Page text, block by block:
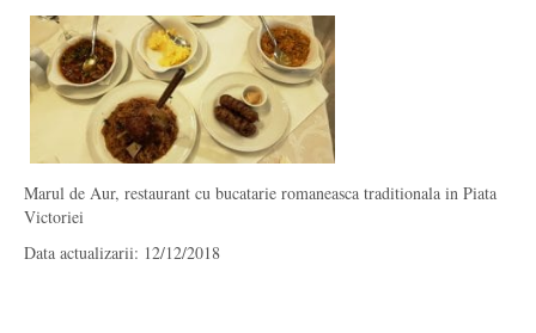
Marul de Aur, restaurant cu bucatarie romaneasca traditionala in Piata
Victoriei
Data actualizarii: 12/12/2018